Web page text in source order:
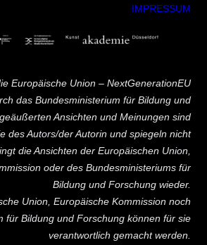
IMPRESSUM
Europäische Union – NextGenerationEU
das Bundesministerium für Bildung und
Ansichten und Meinungen sind
des Autors/der Autorin und spiegeln nicht
die Ansichten der Europäischen Union,
oder des Bundesministeriums für
Bildung und Forschung wieder.
Union, Europäische Kommission noch
für Bildung und Forschung können für sie
verantwortlich gemacht werden.